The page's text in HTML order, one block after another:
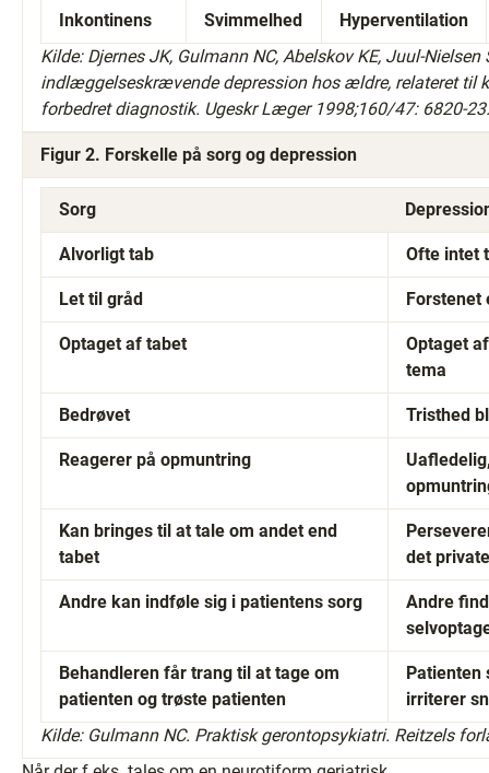
Inkontinens Svimmelhed
Hyperventilation
Kilde: Djernes JK, Gulmann NC, Abelskov KE, Juul-
indlæggelseskrævende depression hos ældre, relateret til
forbedret diagnostik. Ugeskr Læger 1998;160/47: 6820-23.
Figur 2. Forskelle på sorg og depression
Sorg
Alvorligt tab Ofte intet
Let til gråd Forstenet
Optaget af tabet
Optaget
tema
Bedrøvet Tristhed
Reagerer på opmuntring
Kan bringes til at tale om andet end
tabet
det
Andre kan indføle sig i patientens sorg
Andre
Behandleren får trang til at tage om
patienten og trøste patienten
Patienten
irriterer
Kilde: Gulmann NC. Praktisk gerontopsykiatri. Reitzels